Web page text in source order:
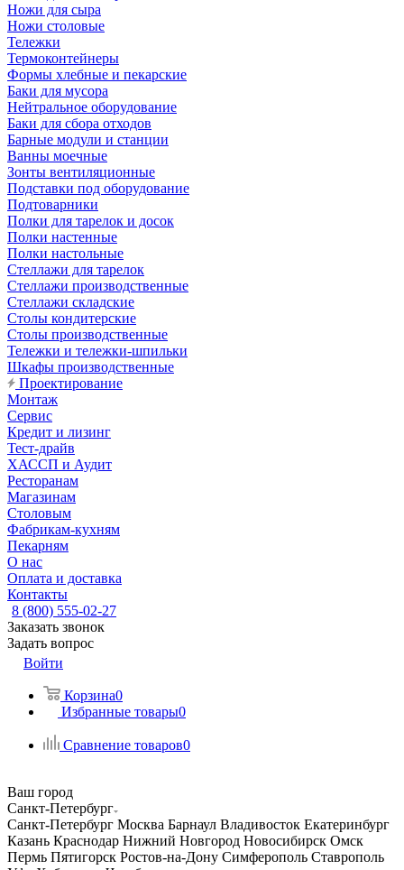
Ножи для сыра
Ножи столовые
Тележки
Термоконтейнеры
Формы хлебные и пекарские
Баки для мусора
Нейтральное оборудование
Баки для сбора отходов
Барные модули и станции
Ванны моечные
Зонты вентиляционные
Подставки под оборудование
Подтоварники
Полки для тарелок и досок
Полки настенные
Полки настольные
Стеллажи для тарелок
Стеллажи производственные
Стеллажи складские
Столы кондитерские
Столы производственные
Тележки и тележки-шпильки
Шкафы производственные
Проектирование
Монтаж
Сервис
Кредит и лизинг
Тест-драйв
ХАССП и Аудит
Ресторанам
Магазинам
Столовым
Фабрикам-кухням
Пекарням
О нас
Оплата и доставка
Контакты
8 (800) 555-02-27
Заказать звонок
Задать вопрос
Войти
Корзина0
Избранные товары0
Сравнение товаров0
Ваш город
Санкт-Петербург
Санкт-Петербург Москва Барнаул Владивосток Екатеринбург
Казань Краснодар Нижний Новгород Новосибирск Омск
Пермь Пятигорск Ростов-на-Дону Симферополь Ставрополь